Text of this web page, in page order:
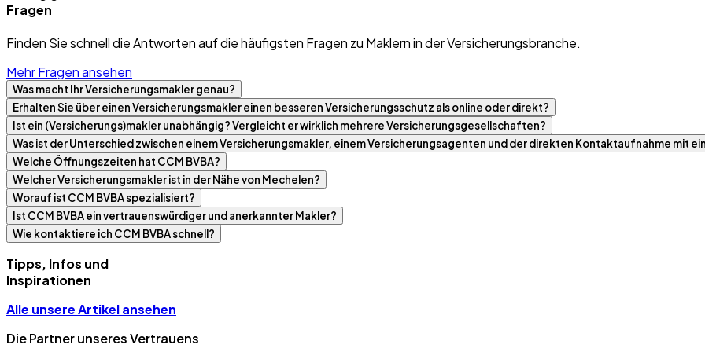
Fragen
Finden Sie schnell die Antworten auf die häufigsten Fragen zu Maklern in der Versicherungsbranche.
Mehr Fragen ansehen
Was macht Ihr Versicherungsmakler genau?
Erhalten Sie über einen Versicherungsmakler einen besseren Versicherungsschutz als online oder direkt?
Ist ein (Versicherungs)makler unabhängig? Vergleicht er wirklich mehrere Versicherungsgesellschaften?
Was ist der Unterschied zwischen einem Versicherungsmakler, einem Versicherungsagenten und der direkten Kontaktaufnahme mit
Welche Öffnungszeiten hat CCM BVBA?
Welcher Versicherungsmakler ist in der Nähe von Mechelen?
Worauf ist CCM BVBA spezialisiert?
Ist CCM BVBA ein vertrauenswürdiger und anerkannter Makler?
Wie kontaktiere ich CCM BVBA schnell?
Tipps, Infos und
Inspirationen
Alle unsere Artikel ansehen
Die Partner unseres Vertrauens